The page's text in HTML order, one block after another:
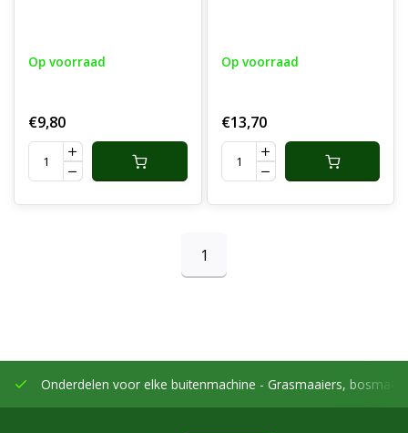
Op voorraad
€9,80
Op voorraad
€13,70
1
Onderdelen voor elke buitenmachine - Grasmaaiers,